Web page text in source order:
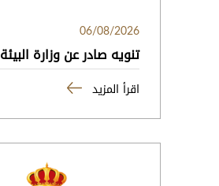
06/08/2026
تنويه صادر عن وزارة البيئة
اقرأ المزيد